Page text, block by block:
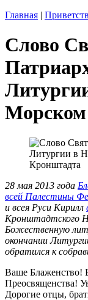
Главная |
Слово
Морском
28 мая 2013 года
всей Палестины
и всея Руси Кирилл
Кронштадтского
Божественную
окончании
обратился к
Ваше Блаженство!
Преосвященства!
Дорогие отцы,